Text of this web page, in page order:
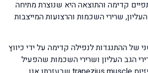
קדימה והתוצאה היא שנוצרת מתיחה
שרירי השכמות והרצועות המייצבות
של ההתנגדות לנפילה קדימה על ידי כיווץ
הגב העליון ושרירי השכמות שהפעיל